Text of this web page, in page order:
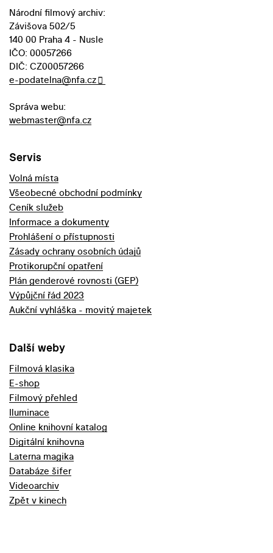
Národní filmový archiv:
Závišova 502/5
140 00 Praha 4 - Nusle
IČO: 00057266
DIČ: CZ00057266
e-podatelna@nfa.cz
Správa webu:
webmaster@nfa.cz
Servis
Volná místa
Všeobecné obchodní podmínky
Ceník služeb
Informace a dokumenty
Prohlášení o přístupnosti
Zásady ochrany osobních údajů
Protikorupční opatření
Plán genderové rovnosti (GEP)
Výpůjční řád 2023
Aukční vyhláška - movitý majetek
Další weby
Filmová klasika
E-shop
Filmový přehled
Iluminace
Online knihovní katalog
Digitální knihovna
Laterna magika
Databáze šifer
Videoarchiv
Zpět v kinech